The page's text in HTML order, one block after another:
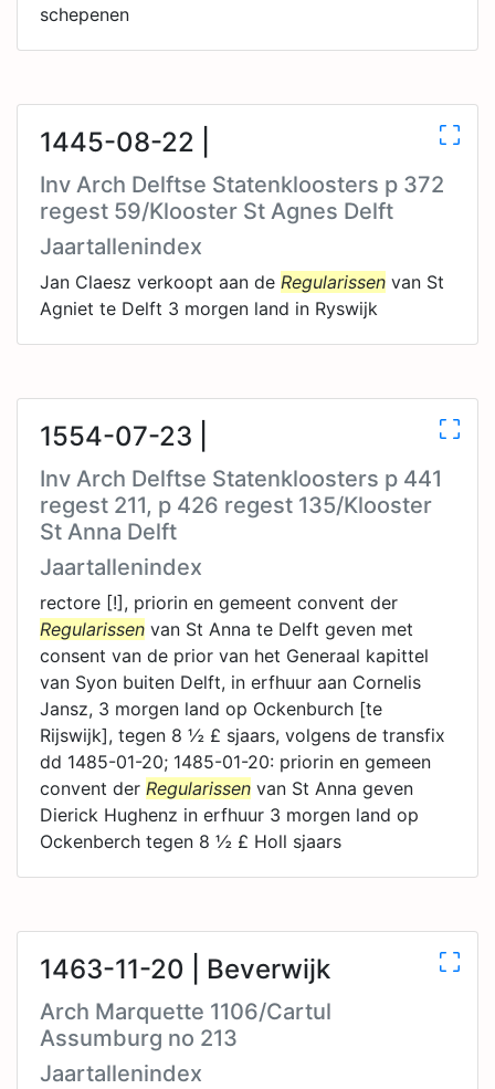
schepenen
1445-08-22 |
Inv Arch Delftse Statenkloosters p 372
regest 59/Klooster St Agnes Delft
Jaartallenindex
Jan Claesz verkoopt aan de Regularissen van St
Agniet te Delft 3 morgen land in Ryswijk
1554-07-23 |
Inv Arch Delftse Statenkloosters p 441
regest 211, p 426 regest 135/Klooster
St Anna Delft
Jaartallenindex
rectore [!], priorin en gemeent convent der
Regularissen van St Anna te Delft geven met
consent van de prior van het Generaal kapittel
van Syon buiten Delft, in erfhuur aan Cornelis
Jansz, 3 morgen land op Ockenburch [te
Rijswijk], tegen 8 ½ £ sjaars, volgens de transfix
dd 1485-01-20; 1485-01-20: priorin en gemeen
convent der Regularissen van St Anna geven
Dierick Hughenz in erfhuur 3 morgen land op
Ockenberch tegen 8 ½ £ Holl sjaars
1463-11-20 | Beverwijk
Arch Marquette 1106/Cartul
Assumburg no 213
Jaartallenindex